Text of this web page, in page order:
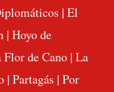
| El
| Hoyo de
Flor de Cano| La
| Partagás | Por